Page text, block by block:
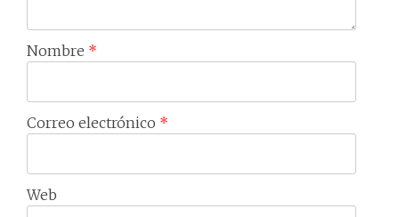
Nombre *
Correo electrónico *
Web